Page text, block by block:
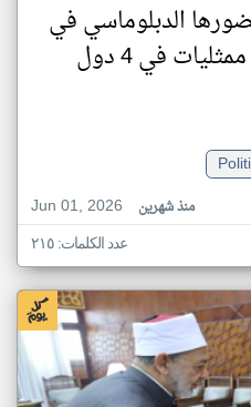
الدبلوماسي في
إفريقيا بافتتاح ممثليات في 4 دول
Jun 01, 2026
منذ شهرين
عدد الكلمات: ٢١٥